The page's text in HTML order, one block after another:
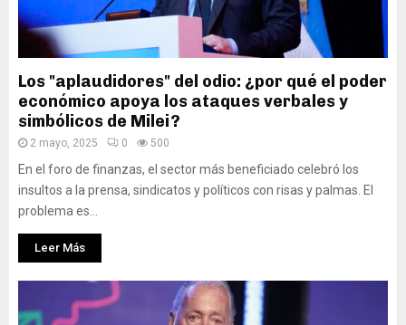
Los "aplaudidores" del odio: ¿por qué el poder
económico apoya los ataques verbales y
simbólicos de Milei?
2 mayo, 2025 0 500
En el foro de finanzas, el sector más beneficiado celebró los
insultos a la prensa, sindicatos y políticos con risas y palmas. El
problema es...
Leer Más